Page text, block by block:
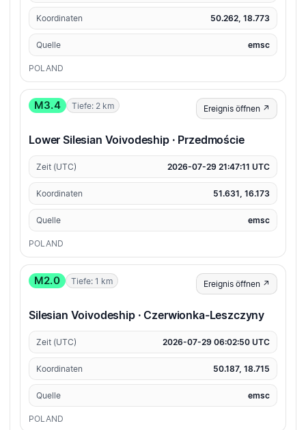
Koordinaten 50.262, 18.773
Quelle emsc
POLAND
M3.4 Tiefe: 2 km Ereignis öffnen ↗
Lower Silesian Voivodeship · Przedmoście
Zeit (UTC) 2026-07-29 21:47:11 UTC
Koordinaten 51.631, 16.173
Quelle emsc
POLAND
M2.0 Tiefe: 1 km Ereignis öffnen ↗
Silesian Voivodeship · Czerwionka-Leszczyny
Zeit (UTC) 2026-07-29 06:02:50 UTC
Koordinaten 50.187, 18.715
Quelle emsc
POLAND